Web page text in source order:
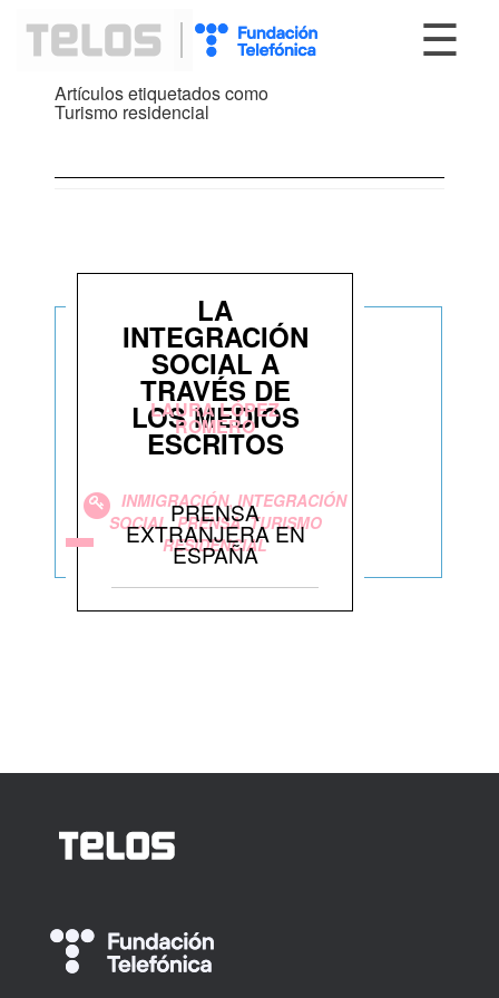
☰
Artículos etiquetados como
Turismo residencial
LA
INTEGRACIÓN
SOCIAL A
TRAVÉS DE
LOS MEDIOS
ESCRITOS
LAURA LÓPEZ
ROMERO
PRENSA
EXTRANJERA EN
ESPAÑA
INMIGRACIÓN,INTEGRACIÓN
SOCIAL,PRENSA,TURISMO
RESIDENCIAL